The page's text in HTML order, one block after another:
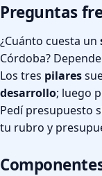
Preguntas
¿Cuánto cuesta un
Córdoba?
Los tres pilares
desarrollo; luego
Pedí presupuesto
tu rubro y